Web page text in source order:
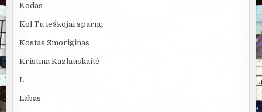
Kodas
Kol Tu ieškojai sparnų
Kostas Smoriginas
Kristina Kazlauskaitė
L
Labas